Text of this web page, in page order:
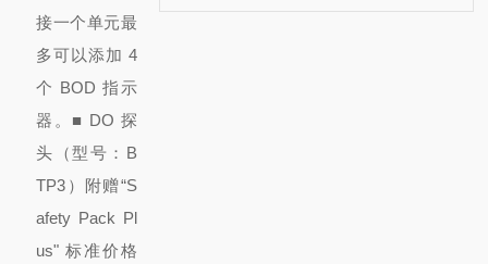
接一个单元最
多可以添加 4
个 BOD 指示
器。 ■ DO 探
头（型号：B
TP3）附赠“S
afety Pack Pl
us" 标准价格